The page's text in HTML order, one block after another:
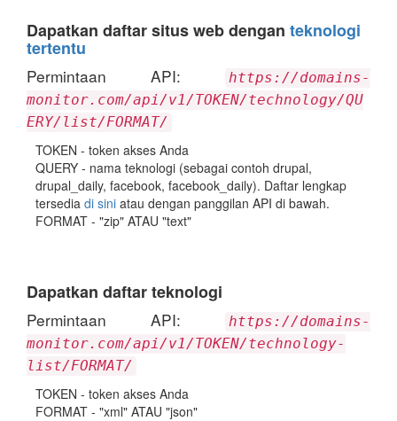
Dapatkan daftar situs web dengan teknologi
tertentu
Permintaan API:
https://domains-
monitor.com/api/v1/TOKEN/technology/QU
ERY/list/FORMAT/
TOKEN - token akses Anda
QUERY - nama teknologi (sebagai contoh drupal,
drupal_daily, facebook, facebook_daily). Daftar lengkap
tersedia di sini atau dengan panggilan API di bawah.
FORMAT - "zip" ATAU "text"
Dapatkan daftar teknologi
Permintaan API:
https://domains-
monitor.com/api/v1/TOKEN/technology-
list/FORMAT/
TOKEN - token akses Anda
FORMAT - "xml" ATAU "json"